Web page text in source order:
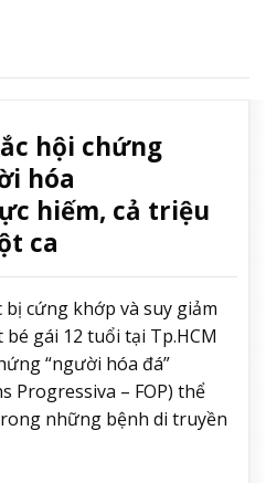
hội chứng
hóa
hiếm, cả triệu
ca
cứng khớp và suy giảm
gái 12 tuổi tại Tp.HCM
“người hóa đá”
Progressiva – FOP) thể
những bệnh di truyền